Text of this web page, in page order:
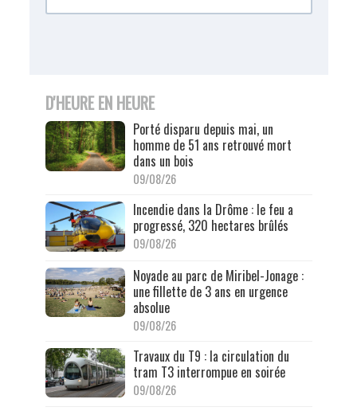
D'HEURE EN HEURE
Porté disparu depuis mai, un
homme de 51 ans retrouvé mort
dans un bois
09/08/26
Incendie dans la Drôme : le feu a
progressé, 320 hectares brûlés
09/08/26
Noyade au parc de Miribel-Jonage :
une fillette de 3 ans en urgence
absolue
09/08/26
Travaux du T9 : la circulation du
tram T3 interrompue en soirée
09/08/26